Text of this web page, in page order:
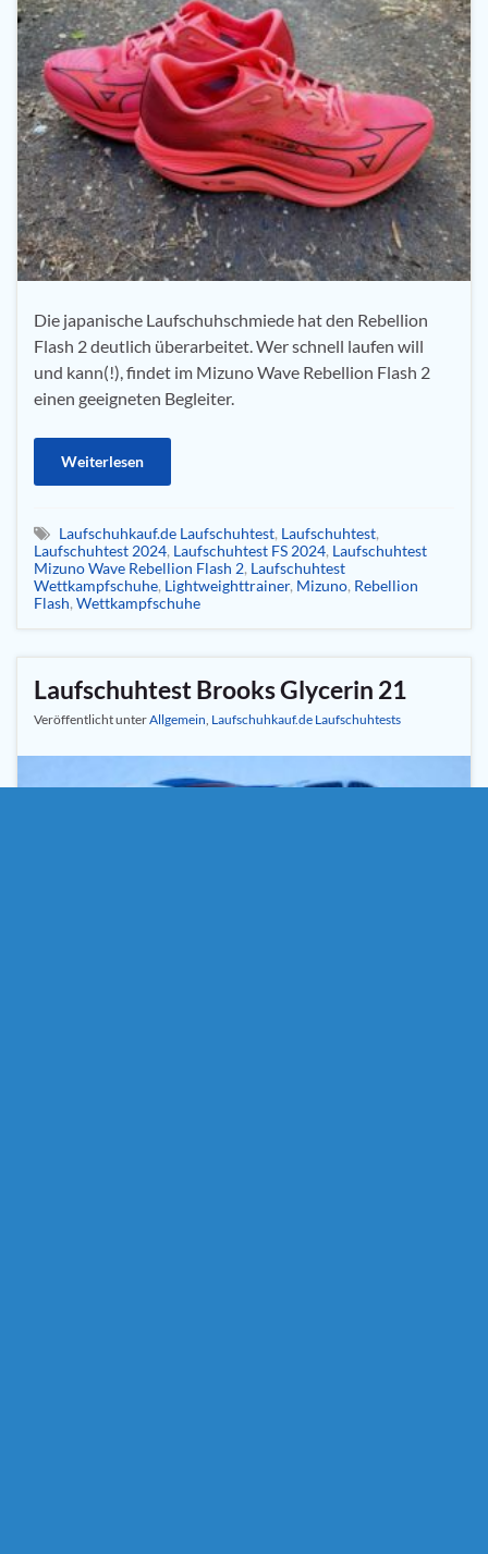
Die japanische Laufschuhschmiede hat den Rebellion
Flash 2 deutlich überarbeitet. Wer schnell laufen will
und kann(!), findet im Mizuno Wave Rebellion Flash 2
einen geeigneten Begleiter.
Weiterlesen
Laufschuhkauf.de Laufschuhtest, Laufschuhtest,
Laufschuhtest 2024, Laufschuhtest FS 2024, Laufschuhtest
Mizuno Wave Rebellion Flash 2, Laufschuhtest
Wettkampfschuhe, Lightweighttrainer, Mizuno, Rebellion
Flash, Wettkampfschuhe
Laufschuhtest Brooks Glycerin 21
Veröffentlicht unterAllgemein Laufschuhkauf.de Laufschuhtests